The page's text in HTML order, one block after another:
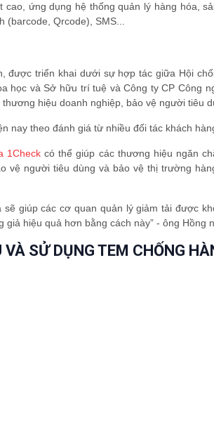
ứng dụng hệ thống quản lý hàng hóa,
Qrcode), SMS...
được triển khai dưới sự hợp tác giữa Hội
học và Sở hữu trí tuệ và Công ty CP Công
hiệu doanh nghiệp, bảo vệ người tiêu
nay theo đánh giá từ nhiều đối tác khách
1Check có thể giúp các thương hiệu ngăn
vệ người tiêu dùng và bảo vệ thị trường
giúp các cơ quan quản lý giảm tải được
hiệu quả hơn bằng cách này” - ông Hồng
SỬ DỤNG TEM CHỐNG